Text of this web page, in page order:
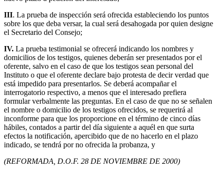
III. La prueba de inspección será ofrecida estableciendo los puntos
sobre los que deba versar, la cual será desahogada por quien designe
el Secretario del Consejo;
IV. La prueba testimonial se ofrecerá indicando los nombres y
domicilios de los testigos, quienes deberán ser presentados por el
oferente, salvo en el caso de que los testigos sean personal del
Instituto o que el oferente declare bajo protesta de decir verdad que
está impedido para presentarlos. Se deberá acompañar el
interrogatorio respectivo, a menos que el interesado prefiera
formular verbalmente las preguntas. En el caso de que no se señalen
el nombre o domicilio de los testigos ofrecidos, se requerirá al
inconforme para que los proporcione en el término de cinco días
hábiles, contados a partir del día siguiente a aquél en que surta
efectos la notificación, apercibido que de no hacerlo en el plazo
indicado, se tendrá por no ofrecida la probanza, y
(REFORMADA, D.O.F. 28 DE NOVIEMBRE DE 2000)